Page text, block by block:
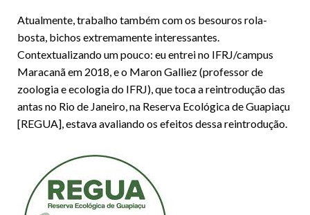
Atualmente, trabalho também com os besouros rola-
bosta, bichos extremamente interessantes.
Contextualizando um pouco: eu entrei no IFRJ/campus
Maracanã em 2018, e o Maron Galliez (professor de
zoologia e ecologia do IFRJ), que toca a reintrodução das
antas no Rio de Janeiro, na Reserva Ecológica de Guapiaçu
[REGUA], estava avaliando os efeitos dessa reintrodução.